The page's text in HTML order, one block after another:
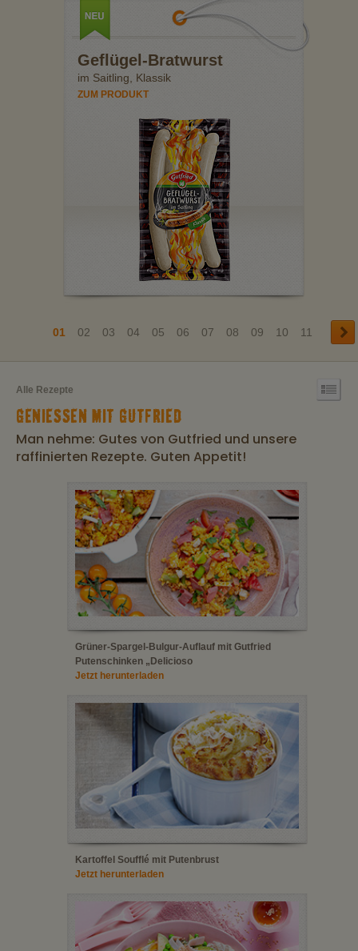
Geflügel-Bratwurst
im Saitling, Klassik
ZUM PRODUKT
01 02 03 04 05 06 07 08 09 10 11
Alle Rezepte
GENIESSEN MIT GUTFRIED
Man nehme: Gutes von Gutfried und unsere
raffinierten Rezepte. Guten Appetit!
Grüner-Spargel-Bulgur-Auflauf mit Gutfried
Putenschinken „Delicioso
Jetzt herunterladen
Kartoffel Soufflé mit Putenbrust
Jetzt herunterladen